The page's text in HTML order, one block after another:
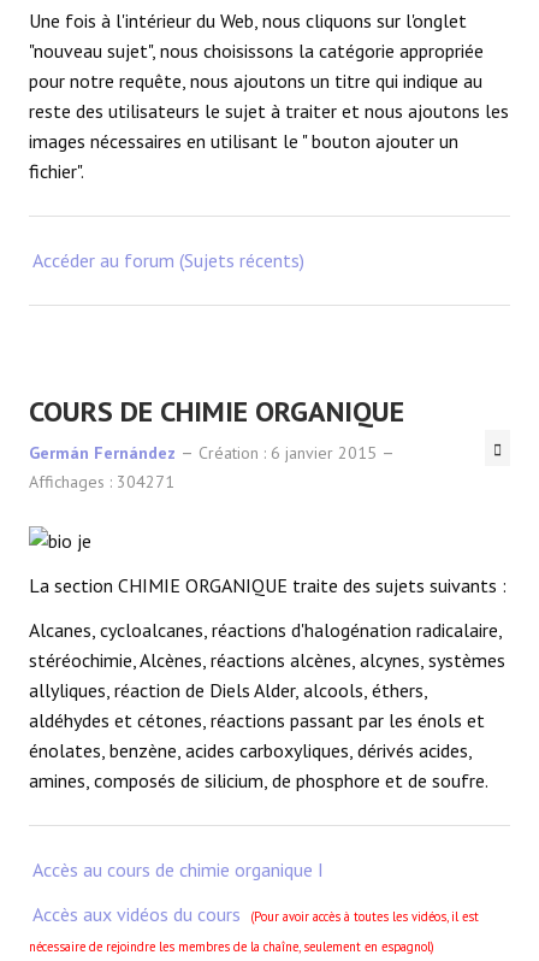
Une fois à l'intérieur du Web, nous cliquons sur l'onglet
"nouveau sujet", nous choisissons la catégorie appropriée
pour notre requête, nous ajoutons un titre qui indique au
reste des utilisateurs le sujet à traiter et nous ajoutons les
images nécessaires en utilisant le " bouton ajouter un
fichier".
Accéder au forum (Sujets récents)
COURS DE CHIMIE ORGANIQUE
Germán Fernández
Création : 6 janvier 2015
Affichages : 304271
La section CHIMIE ORGANIQUE traite des sujets suivants :
Alcanes, cycloalcanes, réactions d'halogénation radicalaire,
stéréochimie, Alcènes, réactions alcènes, alcynes, systèmes
allyliques, réaction de Diels Alder, alcools, éthers,
aldéhydes et cétones, réactions passant par les énols et
énolates, benzène, acides carboxyliques, dérivés acides,
amines, composés de silicium, de phosphore et de soufre.
Accès au cours de chimie organique I
Accès aux vidéos du cours
(Pour avoir accès à toutes les vidéos, il est
nécessaire de rejoindre les membres de la chaîne, seulement en espagnol)